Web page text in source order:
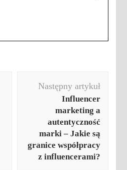
Następny artykuł
Influencer
marketing a
autentyczność
marki – Jakie są
granice współpracy
z influencerami?